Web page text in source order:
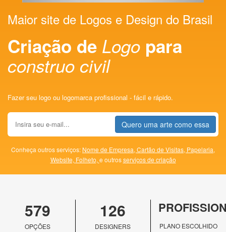
Maior site de Logos e Design do Brasil
Criação de Logo para
construo civil
Fazer seu logo ou logomarca profissional - fácil e rápido.
Quero uma arte como essa
Conheça outros serviços: Nome de Empresa, Cartão de Visitas, Papelaria,
Website, Folheto, e outrosserviços de criação
579
OPÇÕES
126
DESIGNERS
PLANO ESCOLHIDO